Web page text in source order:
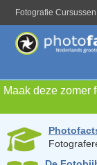
Fotografie Cursussen
Maak deze zomer